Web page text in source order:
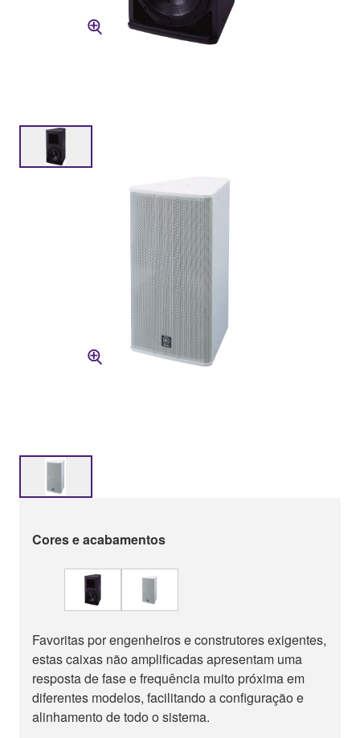
Cores e acabamentos
Favoritas por engenheiros e construtores exigentes,
estas caixas não amplificadas apresentam uma
resposta de fase e frequência muito próxima em
diferentes modelos, facilitando a configuração e
alinhamento de todo o sistema.